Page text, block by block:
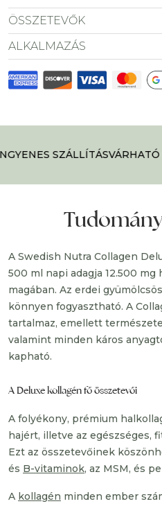
prémium
halkollagén
ital
mennyiség
ÖSSZETEVŐK
ALKALMAZÁS
SZÁLLÍTÁSVÁRHATÓ
A Swedish Nutra Collagen
500 ml napi adagja 12.500
magában. Az erdei
könnyen fogyasztható. A
tartalmaz, emellett
valamint minden káros
kapható.
A Deluxe kollagén fő összetevői
A folyékony, prémium
hajért, illetve az egészséges,
Ezt az összetevőinek
és B-vitaminok, az MSM, és
A kollagén minden ember